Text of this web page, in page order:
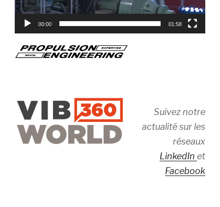
00:00 01:58
Suivez notre
actualité sur les
réseaux
LinkedIn et
Facebook